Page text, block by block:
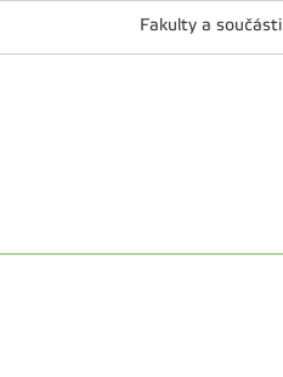
Fakulty a součásti